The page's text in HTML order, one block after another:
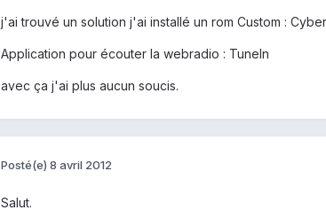
j'ai trouvé un solution j'ai installé un rom Custom :
Application pour écouter la webradio : TuneIn
avec ça j'ai plus aucun soucis.
Posté(e) 8 avril 2012
Salut.